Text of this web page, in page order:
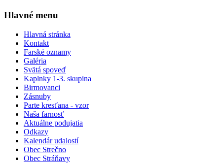
Hlavné menu
Hlavná stránka
Kontakt
Farské oznamy
Galéria
Svätá spoveď
Kaplnky 1-3. skupina
Birmovanci
Zásnuby
Parte kresťana - vzor
Naša farnosť
Aktuálne podujatia
Odkazy
Kalendár udalostí
Obec Strečno
Obec Stráňavy